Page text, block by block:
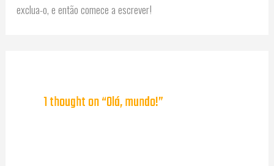
exclua-o, e então comece a escrever!
1 thought on “Olá, mundo!”